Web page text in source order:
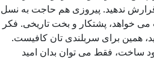
ندهید. پیروزی هم حاجت به نسل
می خواهد، پشتکار و بخت تاریخی. فکر
همین برای سربلندی تان کافیست.
ساخت، فقط می توان بدان امید